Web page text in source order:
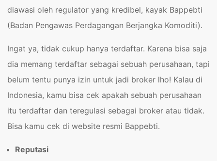
diawasi oleh regulator yang kredibel, kayak Bappebti
(Badan Pengawas Perdagangan Berjangka Komoditi).
Ingat ya, tidak cukup hanya terdaftar. Karena bisa saja
dia memang terdaftar sebagai sebuah perusahaan, tapi
belum tentu punya izin untuk jadi broker lho! Kalau di
Indonesia, kamu bisa cek apakah sebuah perusahaan
itu terdaftar dan teregulasi sebagai broker atau tidak.
Bisa kamu cek di website resmi Bappebti.
Reputasi